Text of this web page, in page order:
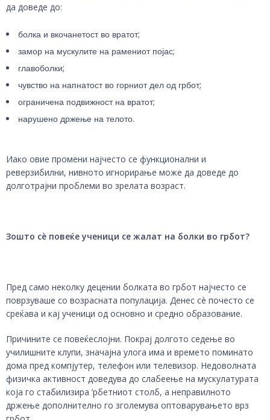
да доведе до:
болка и вкочанетост во вратот;
замор на мускулите на рамениот појас;
главоболки;
чувство на напнатост во горниот дел од грбот;
ограничена подвижност на вратот;
нарушено држење на телото.
Иако овие промени најчесто се функционални и
реверзибилни, нивното игнорирање може да доведе до
долготрајни проблеми во зрелата возраст.
Зошто сè повеќе ученици се жалат на болки во грбот?
Пред само неколку децении болката во грбот најчесто се
поврзуваше со возрасната популација. Денес сè почесто се
среќава и кај ученици од основно и средно образование.
Причините се повеќеслојни. Покрај долгото седење во
училишните клупи, значајна улога има и времето поминато
дома пред компјутер, телефон или телевизор. Недоволната
физичка активност доведува до слабеење на мускулатурата
која го стабилизира ’рбетниот столб, а неправилното
држење дополнително го зголемува оптоварувањето врз